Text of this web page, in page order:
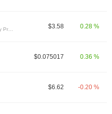
$3.58 0.28 %
$0.075017 0.36 %
$6.62 -0.20 %